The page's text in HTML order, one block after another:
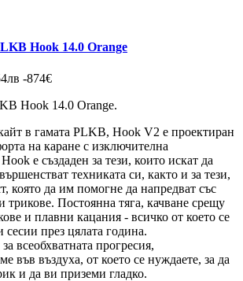
Hook 14.0 Orange
-874€
Hook 14.0 Orange.
в гамата PLKB, Hook V2 е проектиран
на каране с изключителна
е създаден за тези, които искат да
техниката си, както и за тези,
която да им помогне да напредват със
Постоянна тяга, качване срещу
и плавни кацания - всичко от което се
сесии през цялата година.
всеобхватната прогресия,
във въздуха, от което се нуждаете, за да
и да ви приземи гладко.